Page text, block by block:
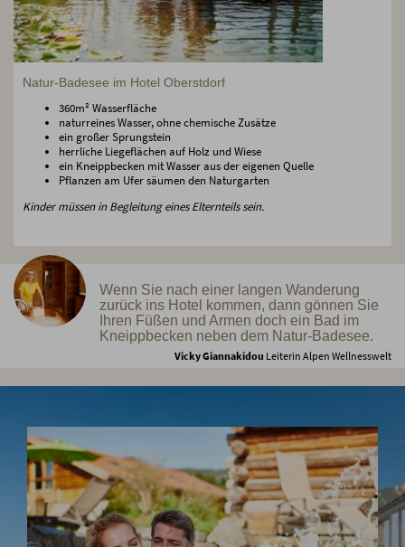
Natur-Badesee im Hotel Oberstdorf
360m² Wasserfläche
naturreines Wasser, ohne chemische Zusätze
ein großer Sprungstein
herrliche Liegeflächen auf Holz und Wiese
ein Kneippbecken mit Wasser aus der eigenen Quelle
Pflanzen am Ufer säumen den Naturgarten
Kinder müssen in Begleitung eines Elternteils sein.
Wenn Sie nach einer langen Wanderung
zurück ins Hotel kommen, dann gönnen Sie
Ihren Füßen und Armen doch ein Bad im
Kneippbecken neben dem Natur-Badesee.
Vicky Giannakidou Leiterin Alpen Wellnesswelt